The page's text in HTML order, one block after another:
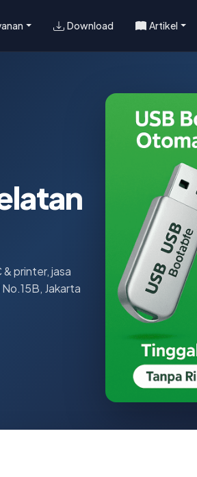
Download Artikel
printer, jasa
Jakarta